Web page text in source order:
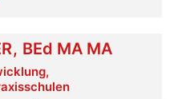
, BEd MA MA